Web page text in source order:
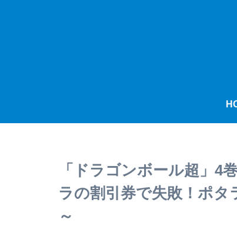
「ドラゴンボール超」4
ラの割引券で失敗！ポタ
～